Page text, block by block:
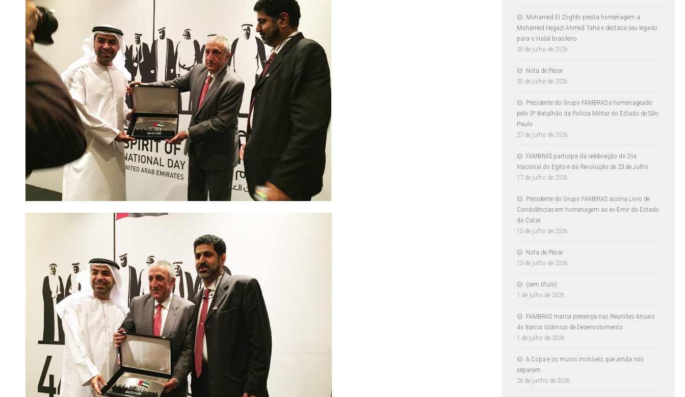
Mohamed El Zoghbi presta homenagem a
Mohamed Hegazi Ahmed Taha e destaca seu legado
para o Halal brasileiro
30 de julho de 2026
Nota de Pesar
30 de julho de 2026
Presidente do Grupo FAMBRAS é homenageado
pelo 3º Batalhão da Polícia Militar do Estado de São
Paulo
27 de julho de 2026
FAMBRAS participa da celebração do Dia
Nacional do Egito e da Revolução de 23 de Julho
17 de julho de 2026
Presidente do Grupo FAMBRAS assina Livro de
Condolências em homenagem ao ex-Emir do Estado
do Catar
15 de julho de 2026
Nota de Pesar
13 de julho de 2026
(sem título)
1 de julho de 2026
FAMBRAS marca presença nas Reuniões Anuais
do Banco Islâmico de Desenvolvimento
1 de julho de 2026
A Copa e os muros invisíveis que ainda nos
separam
26 de junho de 2026